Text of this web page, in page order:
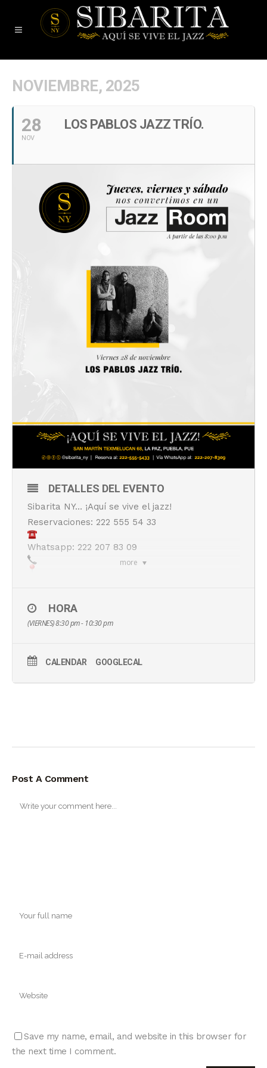
NOVIEMBRE, 2025
28
NOV
LOS PABLOS JAZZ TRÍO.
more
DETALLES DEL EVENTO
Sibarita NY… ¡Aquí se vive el jazz!
Reservaciones: 222 555 54 33
Whatsapp: 222 207 83 09
HORA
(VIERNES) 8:30 pm - 10:30 pm
CALENDAR GOOGLECAL
Post A Comment
Save my name, email, and website in this browser for
the next time I comment.